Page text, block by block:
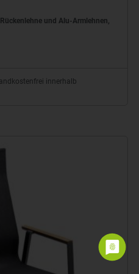
und Alu-Armlehnen,
innerhalb